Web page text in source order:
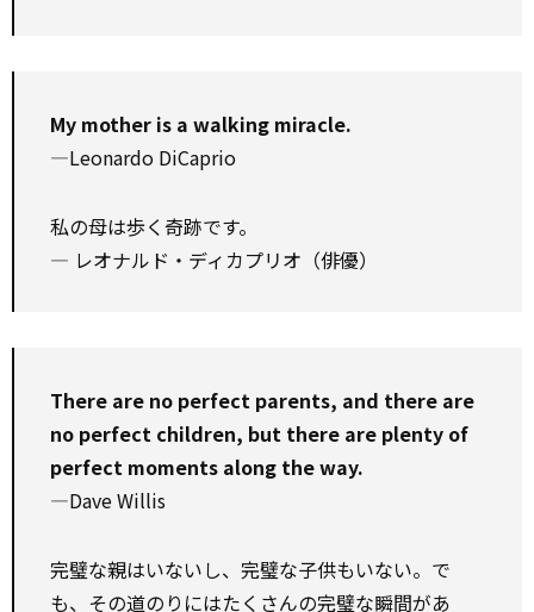
My mother is a walking miracle.
—Leonardo DiCaprio
私の母は歩く奇跡です。
― レオナルド・ディカプリオ（俳優）
There are no perfect parents, and there are
no perfect children, but there are plenty of
perfect moments along the way.
—Dave Willis
完璧な親はいないし、完璧な子供もいない。で
も、その道のりにはたくさんの完璧な瞬間があ